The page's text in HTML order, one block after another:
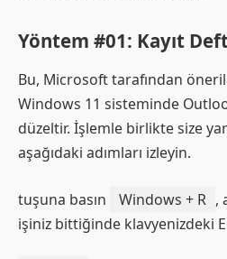
Yöntem #01: Kayıt
Bu, Microsoft tarafından
Windows 11 sisteminde
düzeltir. İşlemle birlikte size
aşağıdaki adımları izleyin.
tuşuna basın Windows + R ,
işiniz bittiğinde klavyenizdeki